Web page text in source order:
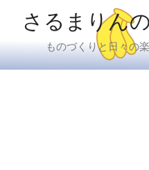
さるまりん
ものづくりと日々の